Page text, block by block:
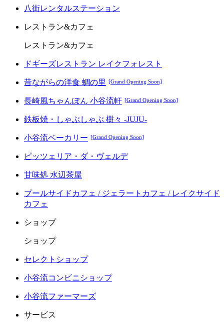
八街レンタルステーション
レストラン&カフェ
レストラン&カフェ
ドギーズレストラン レイクフォレスト
昔ながらの洋食 蜩の里 [Grand Opening Soon]
長崎風ちゃんぽん 小谷流軒 [Grand Opening Soon]
鉄板焼・しゃぶしゃぶ 樹々 -JUJU-
小谷流ベーカリー [Grand Opening Soon]
ピッツェリア・ダ・ヴェルデ
甘味処 水辺茶屋
プールサイドカフェ / ジェラートカフェ / レイクサイド
カフェ
ショップ
ショップ
セレクトショップ
小谷流コンビニショップ
小谷流ファーマーズ
サービス